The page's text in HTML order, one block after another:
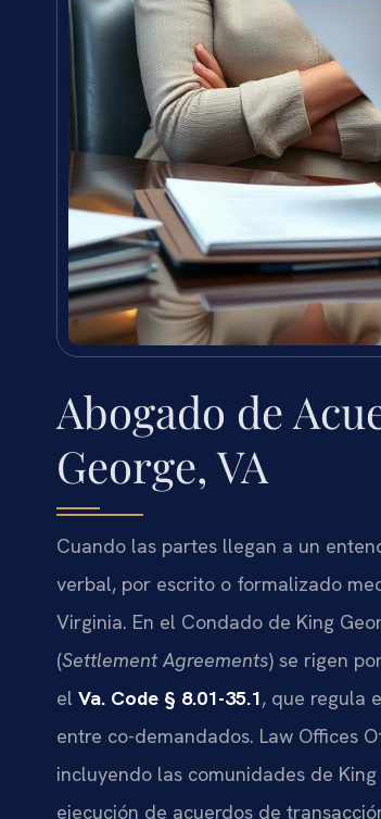
Abogado de
George, VA
Cuando las partes llegan a un
verbal, por escrito o formalizado
Virginia. En el Condado de King
(Settlement Agreements) se rigen
el Va. Code § 8.01-35.1, que regula
entre co-demandados. Law Offices
incluyendo las comunidades de
ejecución de acuerdos de